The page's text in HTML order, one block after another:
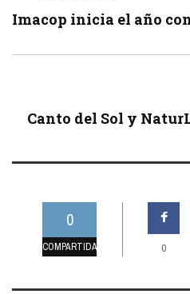
Imacop inicia el año
Canto del Sol y
0
COMPARTIDAS 0